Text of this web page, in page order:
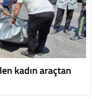
kadın araçtan